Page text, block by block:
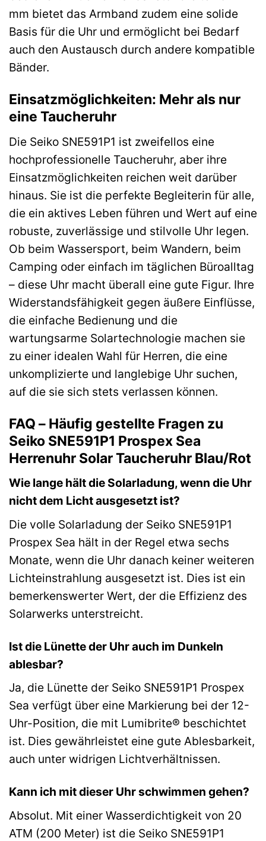
mm bietet das Armband zudem eine solide
Basis für die Uhr und ermöglicht bei Bedarf
auch den Austausch durch andere kompatible
Bänder.
Einsatzmöglichkeiten: Mehr als nur
eine Taucheruhr
Die Seiko SNE591P1 ist zweifellos eine
hochprofessionelle Taucheruhr, aber ihre
Einsatzmöglichkeiten reichen weit darüber
hinaus. Sie ist die perfekte Begleiterin für alle,
die ein aktives Leben führen und Wert auf eine
robuste, zuverlässige und stilvolle Uhr legen.
Ob beim Wassersport, beim Wandern, beim
Camping oder einfach im täglichen Büroalltag
– diese Uhr macht überall eine gute Figur. Ihre
Widerstandsfähigkeit gegen äußere Einflüsse,
die einfache Bedienung und die
wartungsarme Solartechnologie machen sie
zu einer idealen Wahl für Herren, die eine
unkomplizierte und langlebige Uhr suchen,
auf die sie sich stets verlassen können.
FAQ – Häufig gestellte Fragen zu
Seiko SNE591P1 Prospex Sea
Herrenuhr Solar Taucheruhr Blau/Rot
Wie lange hält die Solarladung, wenn die Uhr
nicht dem Licht ausgesetzt ist?
Die volle Solarladung der Seiko SNE591P1
Prospex Sea hält in der Regel etwa sechs
Monate, wenn die Uhr danach keiner weiteren
Lichteinstrahlung ausgesetzt ist. Dies ist ein
bemerkenswerter Wert, der die Effizienz des
Solarwerks unterstreicht.
Ist die Lünette der Uhr auch im Dunkeln
ablesbar?
Ja, die Lünette der Seiko SNE591P1 Prospex
Sea verfügt über eine Markierung bei der 12-
Uhr-Position, die mit Lumibrite® beschichtet
ist. Dies gewährleistet eine gute Ablesbarkeit,
auch unter widrigen Lichtverhältnissen.
Kann ich mit dieser Uhr schwimmen gehen?
Absolut. Mit einer Wasserdichtigkeit von 20
ATM (200 Meter) ist die Seiko SNE591P1